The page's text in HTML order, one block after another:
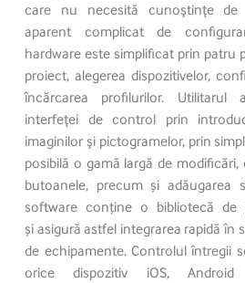
care nu necesită cunoştinţe de
aparent complicat de
hardware este simplificat prin patru
proiect, alegerea dispozitivelor,
încărcarea profilurilor. Utilitarul
interfeţei de control prin
imaginilor şi pictogramelor, prin
posibilă o gamă largă de
butoanele, precum și adăugarea
software conține o bibliotecă
și asigură astfel integrarea rapidă în
de echipamente. Controlul întregii
orice dispozitiv iOS,